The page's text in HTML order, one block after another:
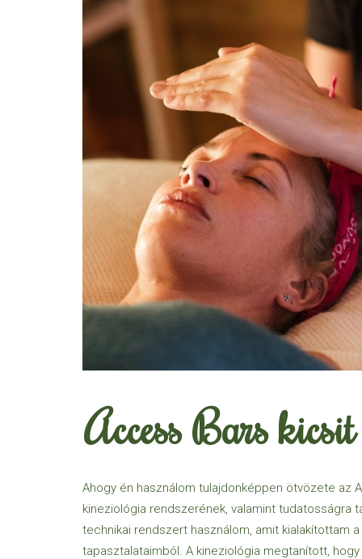
Access Bars
Ahogy én használom tulajdonképpen ötvözete az
kineziológia rendszerének, valamint tudatosságra
technikai rendszert használom, amit kialakítottam
tapasztalataimból. A kineziológia megtanított,